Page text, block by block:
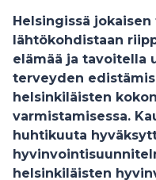
Helsingissä
lähtökohdistaan
elämää ja tavoitella
terveyden
helsinkiläisten
varmistamisessa.
huhtikuuta
helsinkiläisten